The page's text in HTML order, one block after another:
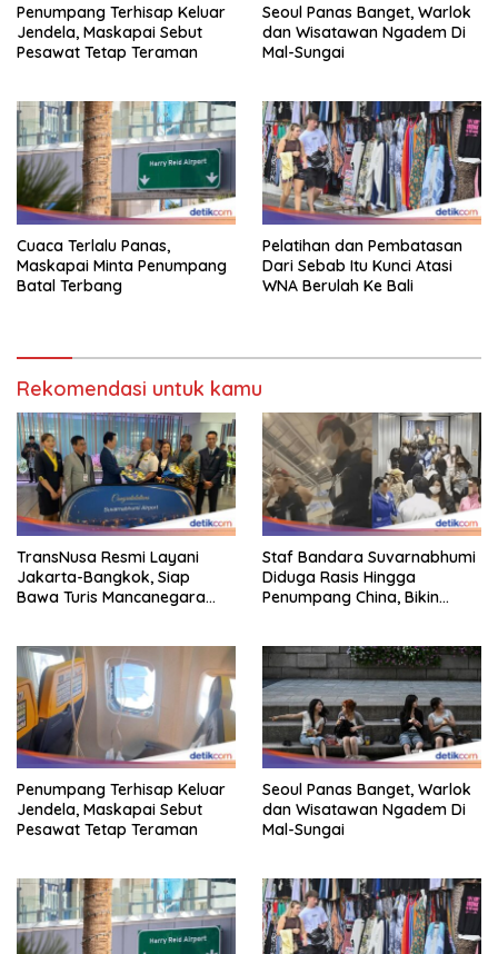
Penumpang Terhisap Keluar
Jendela, Maskapai Sebut
Pesawat Tetap Teraman
Seoul Panas Banget, Warlok
dan Wisatawan Ngadem Di
Mal-Sungai
Cuaca Terlalu Panas,
Maskapai Minta Penumpang
Batal Terbang
Pelatihan dan Pembatasan
Dari Sebab Itu Kunci Atasi
WNA Berulah Ke Bali
Rekomendasi untuk kamu
TransNusa Resmi Layani
Jakarta-Bangkok, Siap
Bawa Turis Mancanegara
Staf Bandara Suvarnabhumi
Diduga Rasis Hingga
Penumpang China, Bikin
Penumpang Terhisap Keluar
Jendela, Maskapai Sebut
Pesawat Tetap Teraman
Seoul Panas Banget, Warlok
dan Wisatawan Ngadem Di
Mal-Sungai